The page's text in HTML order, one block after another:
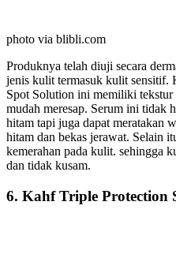
photo via blibli.com
Produknya telah diuji secara
jenis kulit termasuk kulit sensitif.
Spot Solution ini memiliki
mudah meresap. Serum ini tidak
hitam tapi juga dapat meratakan
hitam dan bekas jerawat. Selain
kemerahan pada kulit. sehingga
dan tidak kusam.
6. Kahf Triple Protection